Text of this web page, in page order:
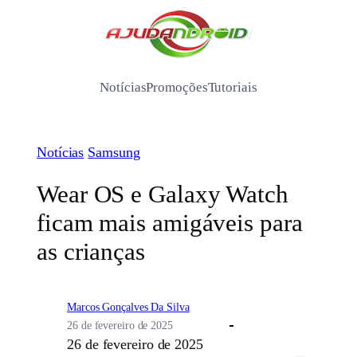
/
NotíciasPromoçõesTutoriais
Notícias Samsung
Wear OS e Galaxy Watch
ficam mais amigáveis para
as crianças
Marcos Gonçalves Da Silva
26 de fevereiro de 2025
26 de fevereiro de 2025